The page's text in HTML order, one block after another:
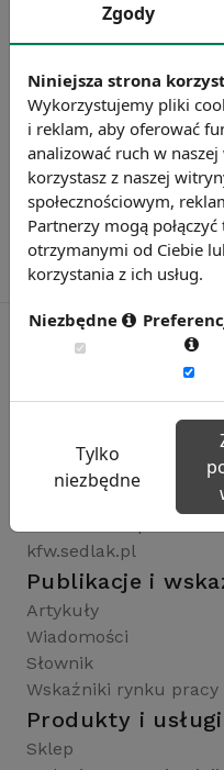
wynagrodzenia.pl
raportyplacowe.pl
badaniaHR.pl
kfw.sedlak.pl
Publikacje i
Artykuły
Wiadomości
Słownik
Wskaźniki rynku pracy
Produkty i usługi
Sklep
Zgody
Niniejsza strona
Wykorzystujemy pliki
i reklam, aby oferować
analizować ruch w
korzystasz z naszej
społecznościowym,
Partnerzy mogą
otrzymanymi od Ciebie
korzystania z ich usług.
Niezbędne
Tylko
niezbędne